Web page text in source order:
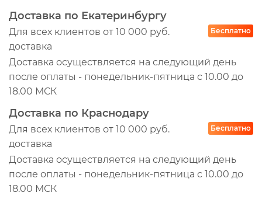
Доставка по Екатеринбургу
Для всех клиентов от 10 000 руб.
доставка
Бесплатно
Доставка осуществляется на следующий день
после оплаты - понедельник-пятница с 10.00 до
18.00 МСК
Доставка по Краснодару
Для всех клиентов от 10 000 руб.
доставка
Бесплатно
Доставка осуществляется на следующий день
после оплаты - понедельник-пятница с 10.00 до
18.00 МСК